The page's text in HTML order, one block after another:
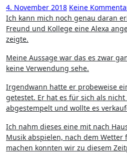
4. November 2018 Keine
Ich kann mich noch genau daran erinnern als sich mein
Freund und Kollege eine Alexa
zeigte.
Meine Aussage war das es zwar
keine Verwendung sehe.
Irgendwann hatte er probeweise
getestet. Er hat es für sich als
abgestempelt und wollte es
Ich nahm dieses eine mit nach
Musik abspielen, nach dem Wetter
machen konnten wir zu diesem